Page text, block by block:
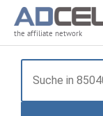
the affiliate network